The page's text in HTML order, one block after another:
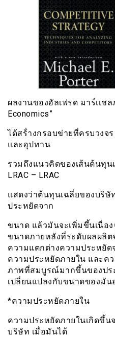
ผลงานของอัลเฟรด มาร์เเช
Economics”
ได้สร้่างกรอบข่ายที่ครบวงจร
และอุปทาน
รวมถึงแนวคิดของเส้นต้นทุน
LRAC – LRAC
แสดงว่าต้นทุนเฉลี่ยของบริษั
ประหยัดจาก
ขนาด แล้วมันจะเพิ่มขึ้นเนื่อ
ขนาดภายหลังที่ระดับผลผลิต
ความแตกต่างความประหยัด
ความประหยัดภายใน และค
ภาพที่สมบูรณ์มากขึ้นของปร
เปลี่ยนแปลงกับขนาดของมัน
*ความประหยัดภายใน
ความประหยัดภายในเกิดขึ้
บริษัท เมื่อมันได้